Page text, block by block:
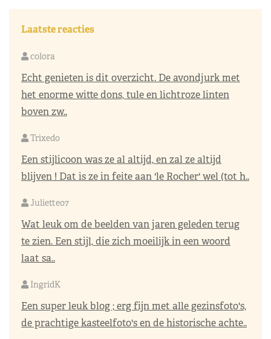
Laatste reacties
colora
Echt genieten is dit overzicht. De avondjurk met
het enorme witte dons, tule en lichtroze linten
boven zw..
Trixedo
Een stijlicoon was ze al altijd, en zal ze altijd
blijven ! Dat is ze in feite aan 'le Rocher' wel (tot h..
Juliette07
Wat leuk om de beelden van jaren geleden terug
te zien. Een stijl, die zich moeilijk in een woord
laat sa..
IngridK
Een super leuk blog ; erg fijn met alle gezinsfoto's,
de prachtige kasteelfoto's en de historische achte..